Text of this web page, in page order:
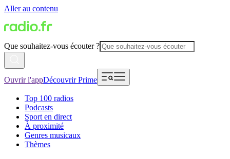
Aller au contenu
Que souhaitez-vous écouter ?
Ouvrir l'appDécouvrir Prime
Top 100 radios
Podcasts
Sport en direct
À proximité
Genres musicaux
Thèmes